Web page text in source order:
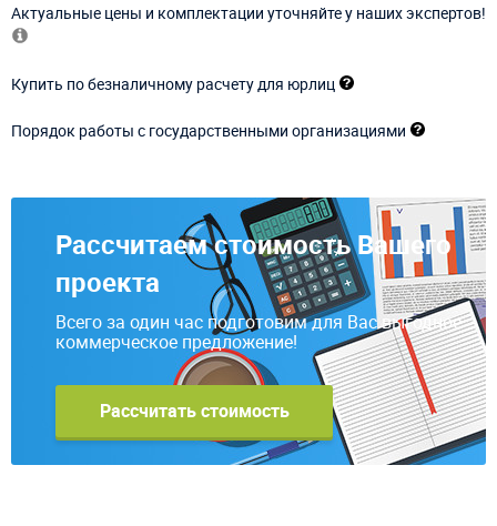
Актуальные цены и комплектации уточняйте у наших экспертов!
Купить по безналичному расчету для юрлиц
Порядок работы с государственными организациями
Рассчитаем стоимость Вашего
проекта
Всего за один час подготовим для Вас выгодное
коммерческое предложение!
Рассчитать стоимость